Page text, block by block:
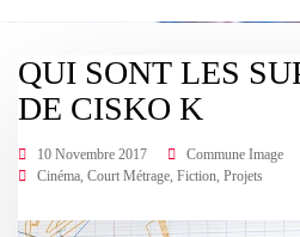
QUI SONT LES
DE CISKO K
10 Novembre 2017
Commune Image
Cinéma ,Court Métrage ,Fiction ,Projets